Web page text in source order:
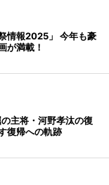
情報2025」 今年も豪
が満載！
主将・河野孝汰の復
復帰への軌跡